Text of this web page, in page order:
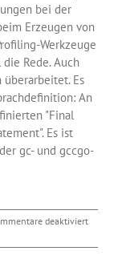
bei der
Erzeugen von
Werkzeuge
Rede. Auch
Es
An
"Final
Es ist
gc- und gccgo-
deaktiviertfür
in